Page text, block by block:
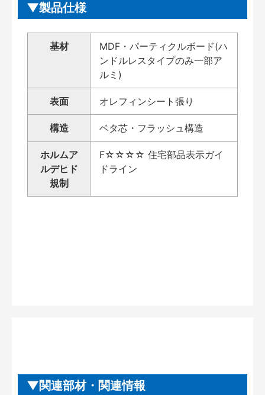
製品仕様
基材
MDF・パーティクルボード(ハ
ンドルレスタイプのみ一部ア
ルミ)
表面 オレフィンシート張り
構造 ベタ芯・フラッシュ構造
ホルムア
ルデヒド
規制
F☆☆☆☆ 住宅部品表示ガイ
ドライン
関連部材・関連情報